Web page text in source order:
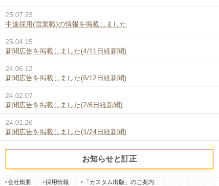
25.07.23
中途採用(営業職)の情報を掲載しました
25.04.15
新聞広告を掲載しました(4/11日経新聞)
24.06.12
新聞広告を掲載しました(6/12日経新聞)
24.02.07
新聞広告を掲載しました(2/6日経新聞)
24.01.26
新聞広告を掲載しました(1/24日経新聞)
お知らせと訂正
会社概要 採用情報 「カスタム出版」のご案内